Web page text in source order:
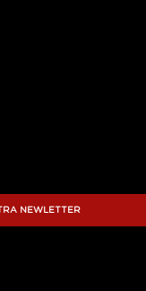
NEWLETTER